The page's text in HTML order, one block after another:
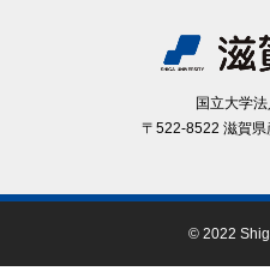
国⽴⼤学
〒522-8522 滋賀県
© 2022